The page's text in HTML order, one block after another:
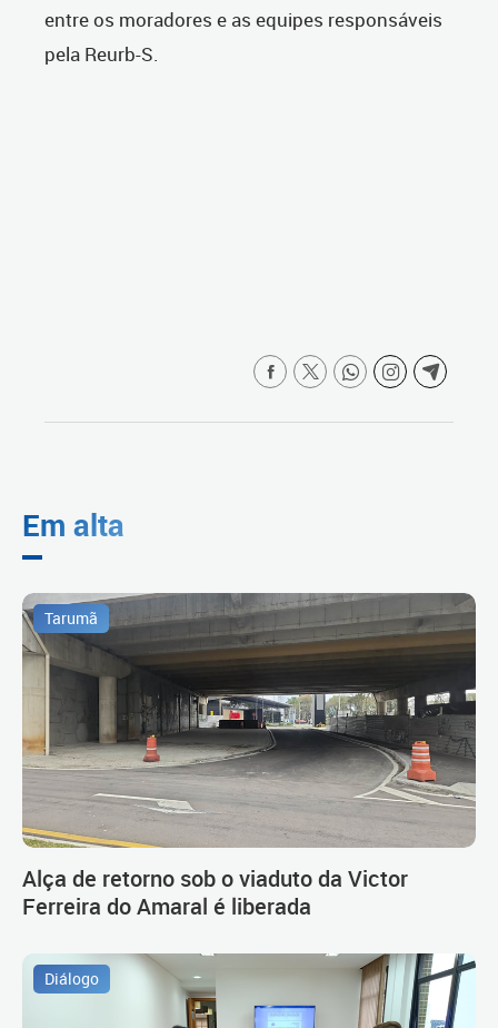
entre os moradores e as equipes responsáveis
pela Reurb-S.
Em alta
Tarumã
Alça de retorno sob o viaduto da Victor
Ferreira do Amaral é liberada
Diálogo